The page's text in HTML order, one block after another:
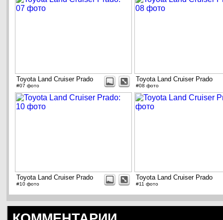
Toyota Land Cruiser Prado
#07 фото
Toyota Land Cruiser Prado
#08 фото
Toyota Land Cruiser Prado
#10 фото
Toyota Land Cruiser Prado
#11 фото